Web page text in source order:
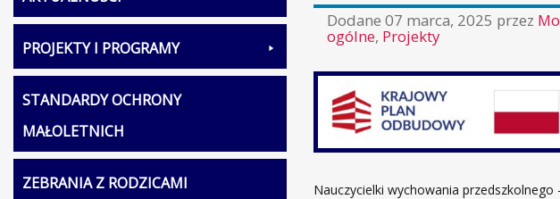
Dodane 07 marca, 2025 przez
ogólne, Projekty
Nauczycielki wychowania
PROJEKTY I PROGRAMY
STANDARDY OCHRONY
MAŁOLETNICH
ZEBRANIA Z RODZICAMI